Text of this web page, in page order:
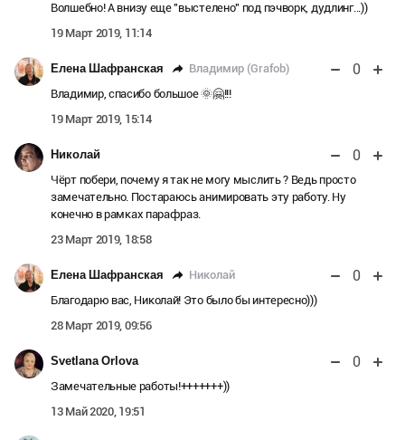
Волшебно! А внизу еще "выстелено" под пэчворк, дудлинг...))
19 Март 2019, 11:14
Елена Шафранская Владимир (Grafob) 0
Владимир, спасибо большое 🌞🤗!!!
19 Март 2019, 15:14
Николай 0
Чёрт побери, почему я так не могу мыслить ? Ведь просто
замечательно. Постараюсь анимировать эту работу. Ну
конечно в рамках парафраз.
23 Март 2019, 18:58
Елена Шафранская Николай 0
Благодарю вас, Николай! Это было бы интересно)))
28 Март 2019, 09:56
Svetlana Orlova 0
Замечательные работы!+++++++))
13 Май 2020, 19:51